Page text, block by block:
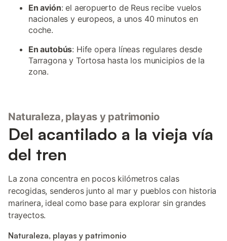
En avión: el aeropuerto de Reus recibe vuelos
nacionales y europeos, a unos 40 minutos en
coche.
En autobús: Hife opera líneas regulares desde
Tarragona y Tortosa hasta los municipios de la
zona.
Naturaleza, playas y patrimonio
Del acantilado a la vieja vía
del tren
La zona concentra en pocos kilómetros calas
recogidas, senderos junto al mar y pueblos con historia
marinera, ideal como base para explorar sin grandes
trayectos.
Naturaleza, playas y patrimonio